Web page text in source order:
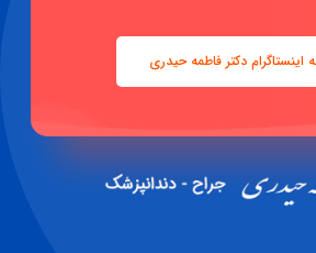
دکتر فاطمه حیدری